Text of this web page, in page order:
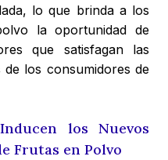
lo que brinda a los
la oportunidad de
que satisfagan las
de los consumidores de
los Nuevos
Frutas en Polvo